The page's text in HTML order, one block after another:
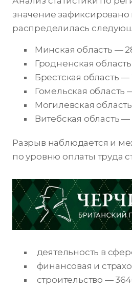
значение зафиксировано
распределилась
Минская область —
Гродненская
Брестская область —
Гомельская область
Могилевская
Витебская область —
Разрыв наблюдается и
по уровню оплаты труда
деятельность в
финансовая и
строительство —